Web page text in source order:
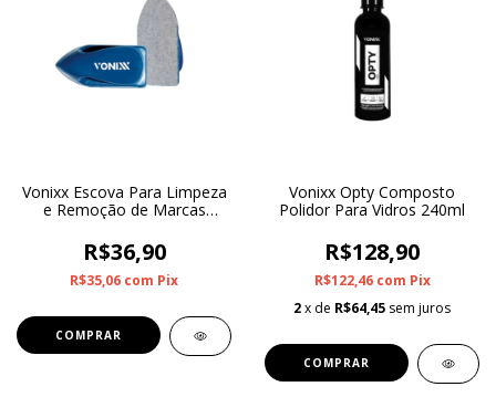
Vonixx Escova Para Limpeza
e Remoção de Marcas
R$36,90
R$35,06 com Pix
Vonixx Opty Composto
Polidor Para Vidros 240ml
R$128,90
R$122,46 com Pix
2x de R$64,45 sem juros